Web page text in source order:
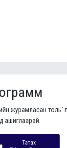
журамласан толь’
ашиглаарай.
Татах